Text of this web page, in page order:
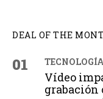
DEAL OF THE
01 TECNOLOGÍA
Vídeo
grabación